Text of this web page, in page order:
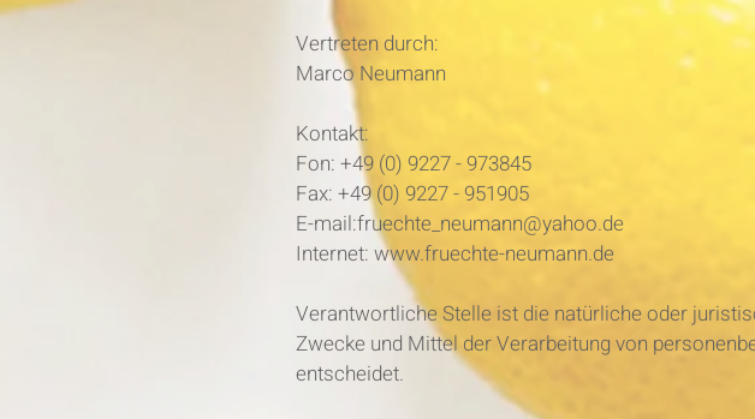
Vertreten durch:
Marco Neumann
Kontakt:
Fon: +49 (0) 9227 - 973845
Fax: +49 (0) 9227 - 951905
E-mail:fruechte_neumann@yahoo.de
Internet: www.fruechte-neumann.de
Verantwortliche Stelle ist die natürliche oder
Zwecke und Mittel der Verarbeitung von
entscheidet.